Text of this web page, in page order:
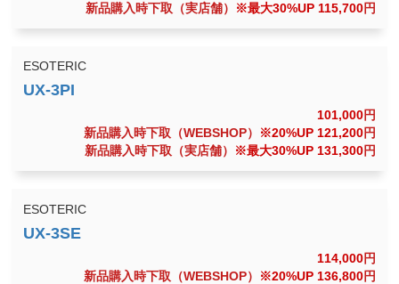
新品購入時下取（実店舗）
※最大30%UP 115,700円
ESOTERIC
101,000円
新品購入時下取（WEBSHOP）
※20%UP 121,200円
新品購入時下取（実店舗）
※最大30%UP 131,300円
ESOTERIC
114,000円
新品購入時下取（WEBSHOP）
※20%UP 136,800円